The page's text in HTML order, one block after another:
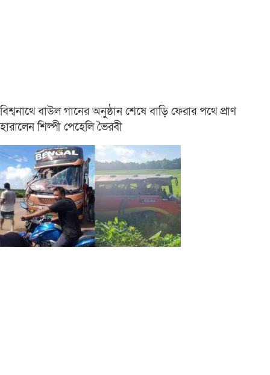
বিশ্বনাথে বাউল গানের অনুষ্ঠান শেষে বাড়ি ফেরার পথে প্রাণ
হারালেন শিল্পী পেহেলি ভৈরবী